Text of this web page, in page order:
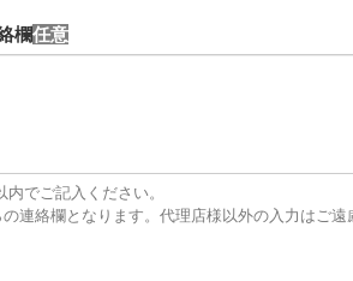
欄
でご記入ください。
連絡欄となります。代理店様以外の入力はご遠